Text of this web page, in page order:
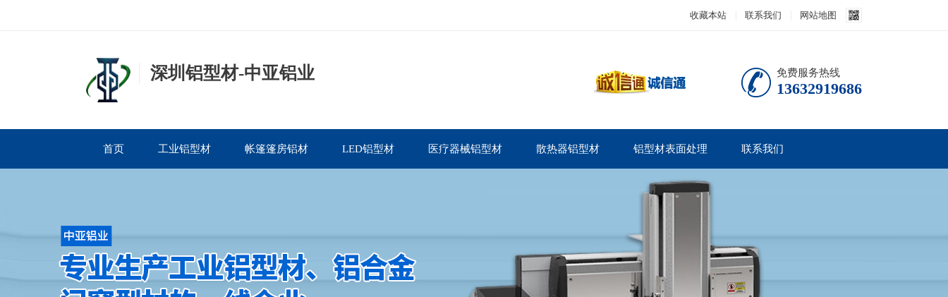
收藏本站 联系我们 网站地图
深圳铝型材-中亚铝业 免费服务热线
13632919686
首页 工业铝型材 帐篷篷房铝材 LED铝型材 医疗器械铝型材 散热器铝型材 铝型材表面处理 联系我们